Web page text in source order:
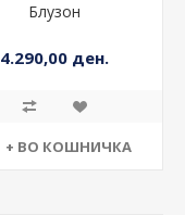
Блузон
4.290,00 ден.
+ ВО КОШНИЧКА